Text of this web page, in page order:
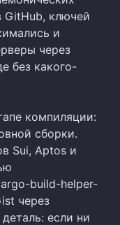
GitHub, ключей
и
через
без какого-
компиляции:
сборки.
Sui, Aptos и
build-helper-
через
если ни